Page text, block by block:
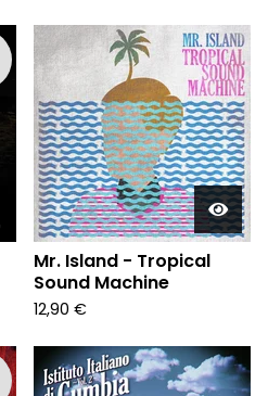
Mr. Island - Tropical
Sound Machine
12,90 €